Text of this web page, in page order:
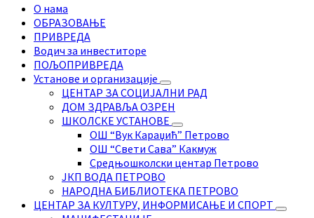
О нама
ОБРАЗОВАЊЕ
ПРИВРЕДА
Водич за инвеститоре
ПОЉОПРИВРЕДА
Установе и организације
ЦЕНТАР ЗА СОЦИЈАЛНИ РАД
ДОМ ЗДРАВЉА ОЗРЕН
ШКОЛСКЕ УСТАНОВЕ
ОШ “Вук Караџић” Петрово
ОШ “Свети Сава” Какмуж
Средњошколски центар Петрово
ЈКП ВОДА ПЕТРОВО
НАРОДНА БИБЛИОТЕКА ПЕТРОВО
ЦЕНТАР ЗА КУЛТУРУ, ИНФОРМИСАЊЕ И СПОРТ